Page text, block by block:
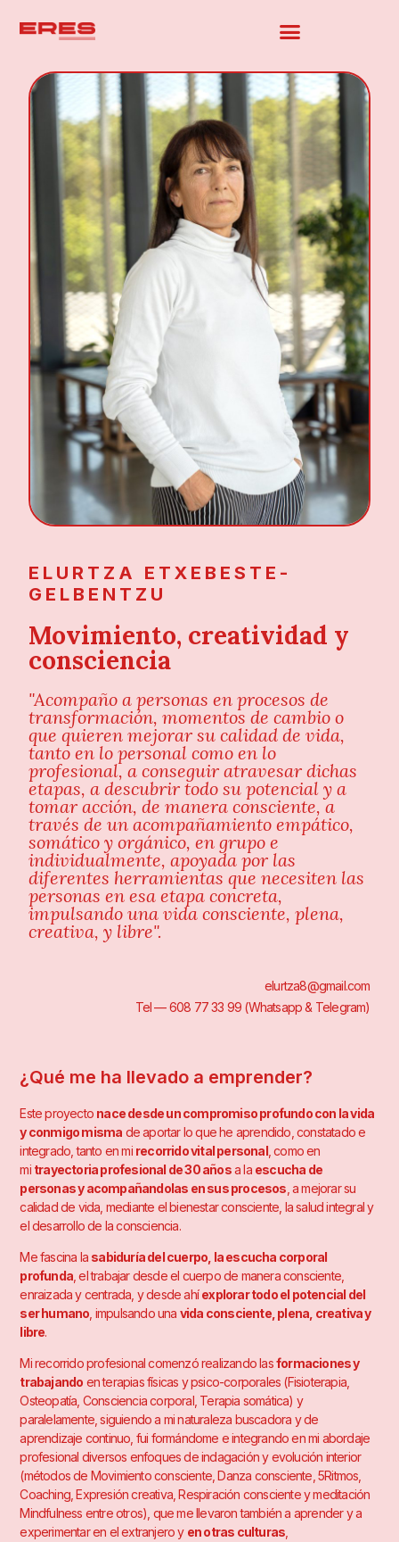
ELURTZA ETXEBESTE-
GELBENTZU
Movimiento, creatividad y
consciencia
"Acompaño a personas en procesos de
transformación, momentos de cambio o
que quieren mejorar su calidad de vida,
tanto en lo personal como en lo
profesional, a conseguir atravesar dichas
etapas, a descubrir todo su potencial y a
tomar acción, de manera consciente, a
través de un acompañamiento empático,
somático y orgánico, en grupo e
individualmente, apoyada por las
diferentes herramientas que necesiten las
personas en esa etapa concreta,
impulsando una vida consciente, plena,
creativa, y libre".
elurtza8@gmail.com
Tel — 608 77 33 99 (Whatsapp & Telegram)
¿Qué me ha llevado a emprender?
Este proyecto nace desde un compromiso profundo con la vida
y conmigo misma de aportar lo que he aprendido, constatado e
integrado, tanto en mi recorrido vital personal, como en
mi trayectoria profesional de 30 añosa la escucha de
personas y acompañandolas en sus procesos , a mejorar su
calidad de vida, mediante el bienestar consciente, la salud integral y
el desarrollo de la consciencia.
Me fascina la sabiduría del cuerpo, la escucha corporal
profunda , el trabajar desde el cuerpo de manera consciente,
enraizada y centrada, y desde ahíexplorar todo el potencial del
ser humano , impulsando una vida consciente, plena, creativa y
libre.
Mi recorrido profesional comenzó realizando lasformaciones y
trabajando en terapias físicas y psico-corporales (Fisioterapia,
Osteopatía, Consciencia corporal, Terapia somática) y
paralelamente, siguiendo a mi naturaleza buscadora y de
aprendizaje continuo, fui formándome e integrando en mi abordaje
profesional diversos enfoques de indagación y evolución interior
(métodos de Movimiento consciente, Danza consciente, 5Ritmos,
Coaching, Expresión creativa, Respiración consciente y meditación
Mindfulness entre otros), que me llevaron también a aprender y a
experimentar en el extranjero y en otras culturas